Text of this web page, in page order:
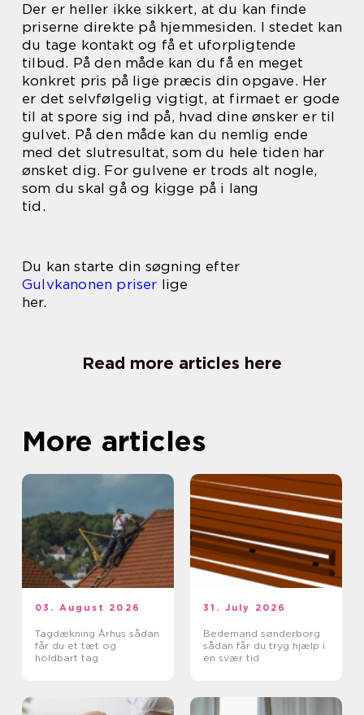
Der er heller ikke sikkert, at du kan finde
priserne direkte på hjemmesiden. I stedet kan
du tage kontakt og få et uforpligtende
tilbud. På den måde kan du få en meget
konkret pris på lige præcis din opgave. Her
er det selvfølgelig vigtigt, at firmaet er gode
til at spore sig ind på, hvad dine ønsker er til
gulvet. På den måde kan du nemlig ende
med det slutresultat, som du hele tiden har
ønsket dig. For gulvene er trods alt nogle,
som du skal gå og kigge på i lang
tid.
Du kan starte din søgning efter
Gulvkanonen priser lige
her.
Read more articles here
More articles
03. August 2026
Tagdækning Århus sådan
får du et tæt og
holdbart tag
31. July 2026
Bedemand sønderborg
sådan får du tryg hjælp i
en svær tid